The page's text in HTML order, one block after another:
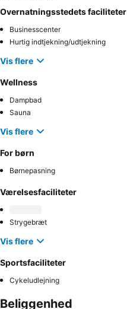
Overnatningsstedets faciliteter
Businesscenter
Hurtig indtjekning/udtjekning
Vis flere
Wellness
Dampbad
Sauna
Vis flere
For børn
Børnepasning
Værelsesfaciliteter
Strygebræt
Vis flere
Sportsfaciliteter
Cykeludlejning
Beliggenhed